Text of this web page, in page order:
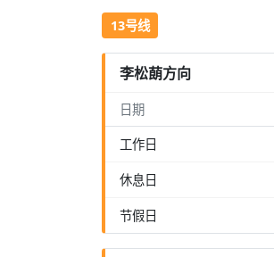
13号线
李松蓢方向
日期
工作日
休息日
节假日